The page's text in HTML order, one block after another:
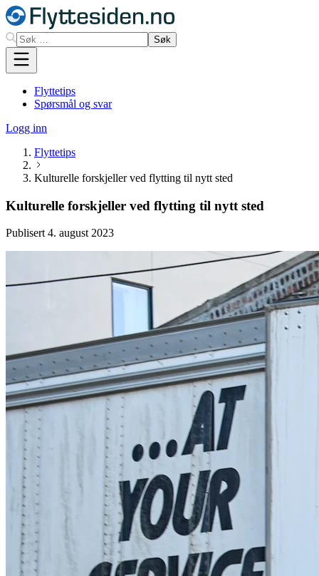
Søk
Flyttetips
Spørsmål og svar
Logg inn
Flyttetips
Kulturelle forskjeller ved flytting til nytt sted
Kulturelle forskjeller ved flytting til nytt sted
Publisert4. august 2023